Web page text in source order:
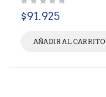
$91.925
AÑADIR AL CARRITO